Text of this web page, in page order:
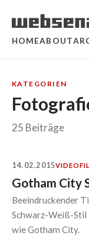
HOMEABOUT
KATEGORIEN
25 Beiträge
14.02.2015VIDEO
Gotham City
Beeindruckender
Schwarz-Weiß-Stil
wie Gotham City.